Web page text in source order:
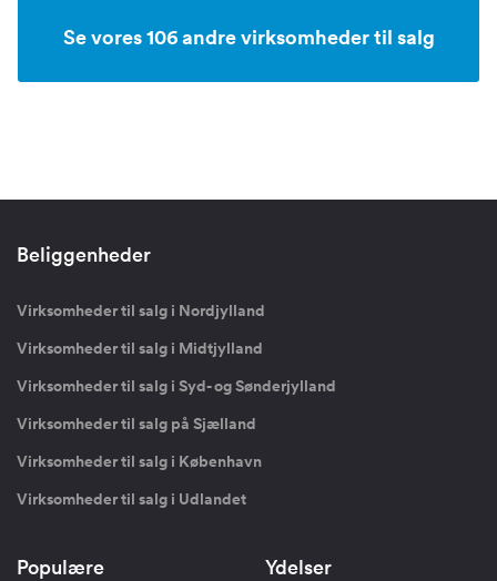
Se vores 106 andre virksomheder til salg
Beliggenheder
Virksomheder til salg i Nordjylland
Virksomheder til salg i Midtjylland
Virksomheder til salg i Syd- og Sønderjylland
Virksomheder til salg på Sjælland
Virksomheder til salg i København
Virksomheder til salg i Udlandet
Populære Ydelser